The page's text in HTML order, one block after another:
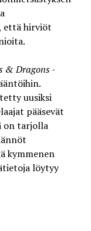
että hirviöt
& Dragons-
uusiksi
pääsevät
on tarjolla
kymmenen
löytyy